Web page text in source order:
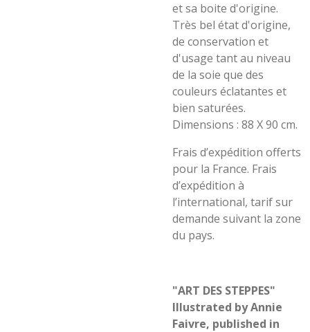
et sa boite d'origine.
Très bel état d'origine,
de conservation et
d'usage tant au niveau
de la soie que des
couleurs éclatantes et
bien saturées.
Dimensions : 88 X 90 cm.
Frais d’expédition offerts
pour la France. Frais
d’expédition à
l’international, tarif sur
demande suivant la zone
du pays.
"ART DES STEPPES"
Illustrated by Annie
Faivre, published in